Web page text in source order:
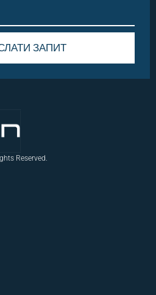
ЗАПИТ
Reserved.